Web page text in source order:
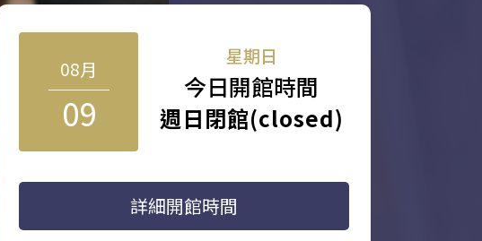
08月
09
星期日
今日開館時間
週日閉館(closed)
詳細開館時間